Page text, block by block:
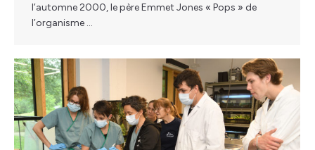
l’automne 2000, le père Emmet Jones « Pops » de
l’organisme …